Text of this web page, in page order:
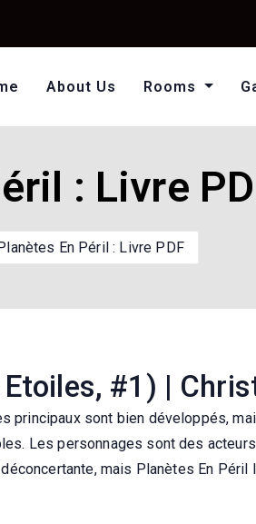
About Us Rooms
: Livre
En Péril : Livre PDF
#1) |
principaux sont bien développés,
Les personnages sont des
mais Planètes En